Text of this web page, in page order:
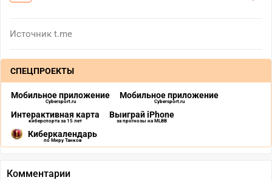
Источник t.me
СПЕЦПРОЕКТЫ
Мобильное приложение
Cybersport.ru
Мобильное приложение
Cybersport.ru
Интерактивная карта
киберспорта за 15 лет
Выиграй iPhone
за прогнозы на MLBB
Киберкалендарь
по Миру Танков
Комментарии